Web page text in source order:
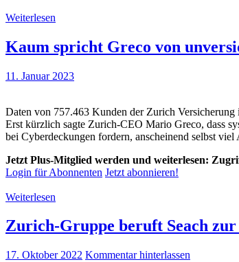
Weiterlesen
Kaum spricht Greco von
11. Januar 2023
Daten von 757.463 Kunden der Zurich Versicherung
Erst kürzlich sagte Zurich-CEO Mario Greco, dass
bei Cyberdeckungen fordern, anscheinend selbst
Jetzt Plus-Mitglied werden und weiterlesen:
Login für Abonnenten Jetzt abonnieren!
Weiterlesen
Zurich-Gruppe beruft Seach
17. Oktober 2022 Kommentar hinterlassen